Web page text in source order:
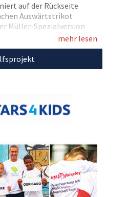
für den
auf der Rückseite
Auswärtstrikot
Müller-Spezialversion
dem rechten Ärmel
dem linken Ärmel
Sonderversion zum
grauen und korallenroten
von Thomas Müller mit
Auktion unterstützen wir
mehr lesen